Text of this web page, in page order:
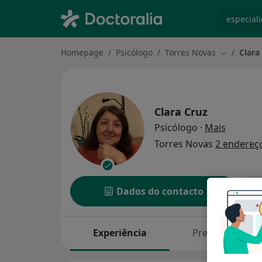
Homepage Psicólogo Torres Novas Mudar de
Clara Cruz
Psicólogo · Mais
Torres Novas 2
Dados do contacto
Experiência Preços